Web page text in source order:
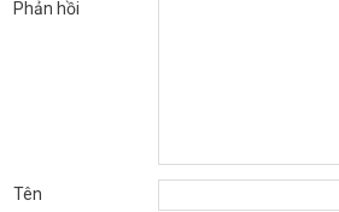
Phản hồi
Tên